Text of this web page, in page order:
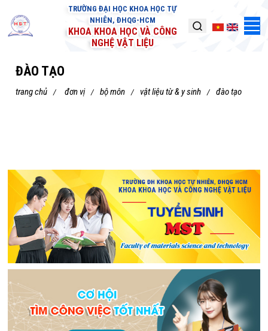
TRƯỜNG ĐẠI HỌC KHOA HỌC TỰ
NHIÊN, ĐHQG-HCM
KHOA KHOA HỌC VÀ CÔNG
NGHỆ VẬT LIỆU
ĐÀO TẠO
trang chủ đơn vị bộ môn vật liệu từ & y sinh đào tạo